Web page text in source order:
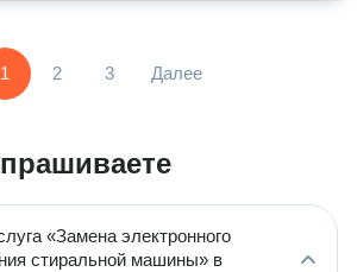
1 2 3 Далее
«Замена электронного
стиральной машины» в